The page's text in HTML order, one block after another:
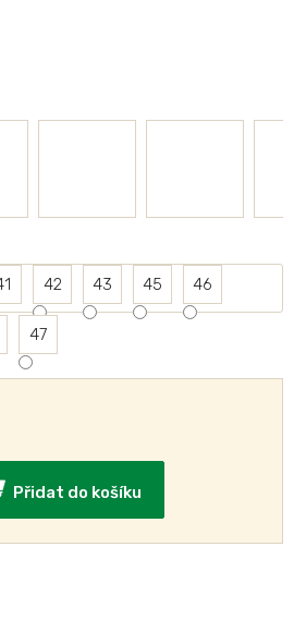
42 43 45 46
47
Přidat do košíku